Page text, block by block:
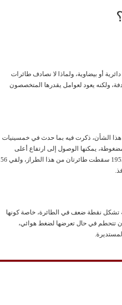
أو بيضاوية، ولماذا لا نصادف طائرات
ولكنه يعود لعوامل يقدرها المتخصصون
الشأن، ذكرت فيه بما حدث في خمسينيات
يمكنها الوصول إلى ارتفاع أعلى
وبسرعة أكبر، حيث كان لهذه الطائرات نوافذ مربعة الشكل، وفي عام 1953 سقطت طائرتان من هذا الطراز، ولقي 56
تشكل نقطة ضعف في الطائرة، خاصة كونها
تتحطم في حال تعرضها لضغط هوائي،